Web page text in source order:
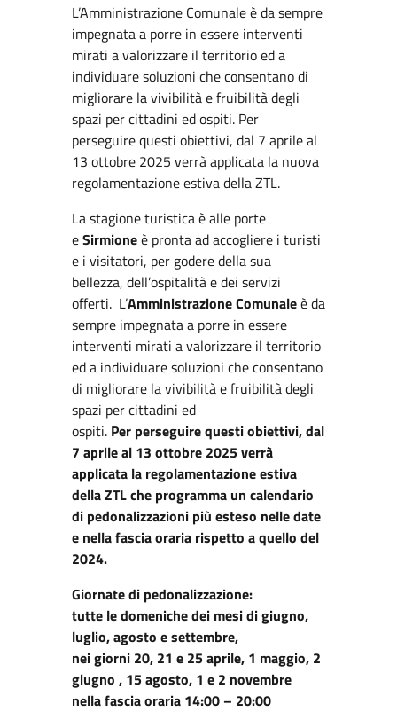
L’Amministrazione Comunale è da sempre
impegnata a porre in essere interventi
mirati a valorizzare il territorio ed a
individuare soluzioni che consentano di
migliorare la vivibilità e fruibilità degli
spazi per cittadini ed ospiti. Per
perseguire questi obiettivi, dal 7 aprile al
13 ottobre 2025 verrà applicata la nuova
regolamentazione estiva della ZTL.
La stagione turistica è alle porte
eSirmioneè pronta ad accogliere i turisti
e i visitatori, per godere della sua
bellezza, dell’ospitalità e dei servizi
offerti. L’Amministrazione Comunaleè da
sempre impegnata a porre in essere
interventi mirati a valorizzare il territorio
ed a individuare soluzioni che consentano
di migliorare la vivibilità e fruibilità degli
spazi per cittadini ed
ospiti. Per perseguire questi obiettivi, dal
7 aprile al 13 ottobre 2025 verrà
applicata la regolamentazione estiva
della ZTL che programma un calendario
di pedonalizzazioni più esteso nelle date
e nella fascia oraria rispetto a quello del
2024.
Giornate di pedonalizzazione:
tutte le domeniche dei mesi di giugno,
luglio, agosto e settembre,
nei giorni 20, 21 e 25 aprile, 1 maggio, 2
giugno , 15 agosto, 1 e 2 novembre
nella fascia oraria 14:00 – 20:00